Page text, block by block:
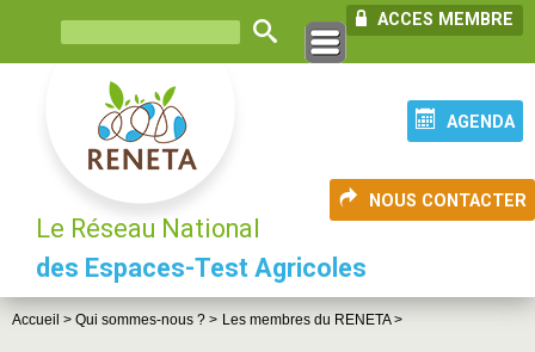
ACCES MEMBRE
AGENDA
NOUS CONTACTER
Le Réseau National
des Espaces-Test Agricoles
Accueil > Qui sommes-nous ? > Les membres du RENETA >